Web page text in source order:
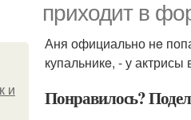
приходит в
и
Аня официально нe
купальникe, - у актрисы
Понравилось?